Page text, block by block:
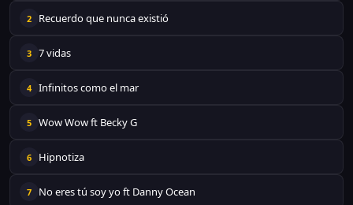
2 Recuerdo que nunca existió
3 7 vidas
4 Infinitos como el mar
5 Wow Wow ft Becky G
6 Hipnotiza
7 No eres tú soy yo ft Danny Ocean